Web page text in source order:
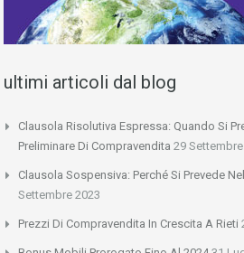
ultimi articoli dal blog
Clausola Risolutiva Espressa: Quando Si
Preliminare Di Compravendita 29
Clausola Sospensiva: Perché Si Prevede
Settembre 2023
Prezzi Di Compravendita In Crescita A Rieti